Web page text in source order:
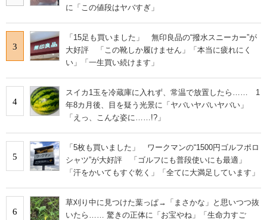
に「この値段はヤバすぎ」
3
「15足も買いました」 無印良品の“撥水スニーカー”が
大好評 「この靴しか履けません」「本当に疲れにく
い」「一生買い続けます」
4
スイカ1玉を冷蔵庫に入れず、常温で放置したら…… 1
年8カ月後、目を疑う光景に「ヤバいヤバいヤバい」
「えっ、こんな姿に……!?」
5
「5枚も買いました」 ワークマンの“1500円ゴルフポロ
シャツ”が大好評 「ゴルフにも普段使いにも最適」
「汗をかいてもすぐ乾く」「全てに大満足しています」
6
草刈り中に見つけた葉っぱ→「まさかな」と思いつつ抜
いたら…… 驚きの正体に「お宝やね」「生命力すご